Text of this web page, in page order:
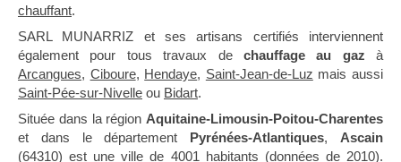
chauffant.
SARL MUNARRIZ et ses artisans certifiés interviennent
également pour tous travaux de chauffage au gaz à
Arcangues, Ciboure, Hendaye, Saint-Jean-de-Luz mais aussi
Saint-Pée-sur-Nivelle ou Bidart.
Située dans la région Aquitaine-Limousin-Poitou-Charentes
et dans le département Pyrénées-Atlantiques, Ascain
(64310) est une ville de 4001 habitants (données de 2010).